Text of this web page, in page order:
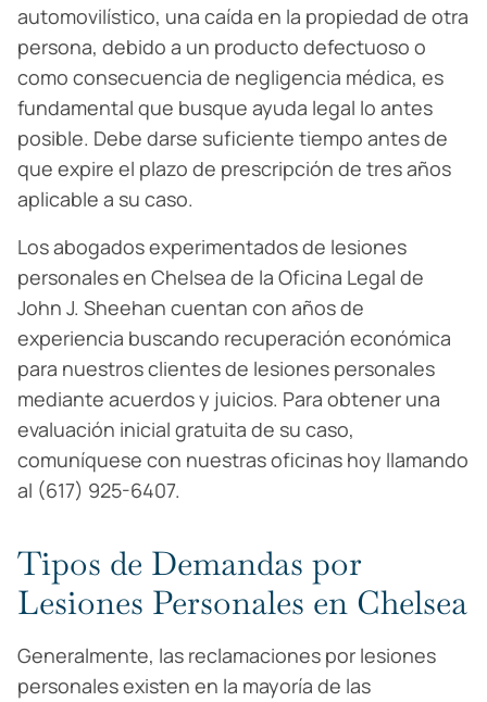
automovilístico, una caída en la propiedad de otra
persona, debido a un producto defectuoso o
como consecuencia de negligencia médica, es
fundamental que busque ayuda legal lo antes
posible. Debe darse suficiente tiempo antes de
que expire el plazo de prescripción de tres años
aplicable a su caso.
Los abogados experimentados de lesiones
personales en Chelsea de la Oficina Legal de
John J. Sheehan cuentan con años de
experiencia buscando recuperación económica
para nuestros clientes de lesiones personales
mediante acuerdos y juicios. Para obtener una
evaluación inicial gratuita de su caso,
comuníquese con nuestras oficinas hoy llamando
al (617) 925-6407.
Tipos de Demandas por
Lesiones Personales en Chelsea
Generalmente, las reclamaciones por lesiones
personales existen en la mayoría de las